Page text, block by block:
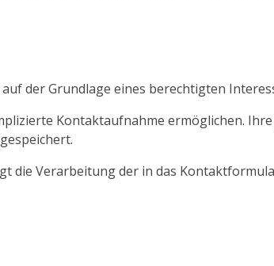
der Grundlage eines berechtigten
Kontaktaufnahme ermöglichen.
die Verarbeitung der in das